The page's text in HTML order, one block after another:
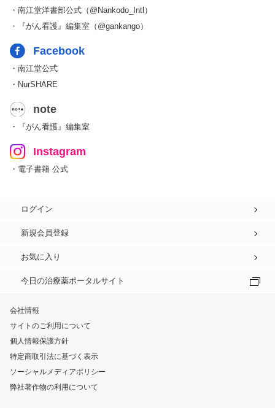
・南江堂洋書部公式（@Nankodo_Intl）
・『がん看護』編集室（@gankango）
Facebook
・南江堂公式
・NurSHARE
note
・『がん看護』編集室
Instagram
・電子書籍 公式
ログイン
新規会員登録
お気に入り
今日の治療薬ポータルサイト
会社情報
サイトのご利用について
個人情報保護方針
特定商取引法に基づく表示
ソーシャルメディアポリシー
弊社著作物の利用について